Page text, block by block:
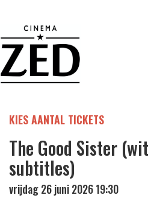
KIES AANTAL TICKETS
The Good Sister
subtitles)
vrijdag 26 juni 2026 19:30